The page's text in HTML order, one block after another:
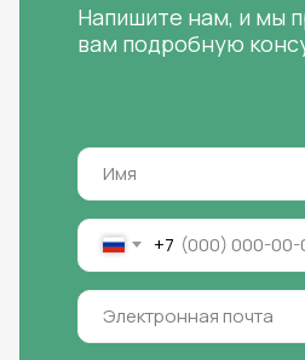
+7
Напишите нам, и мы
вам подробную